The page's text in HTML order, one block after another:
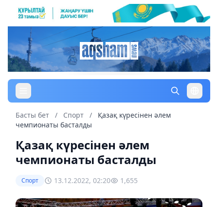
Басты бет / Спорт /
Қазақ күресінен әлем
чемпионаты басталды
Қазақ күресінен әлем
чемпионаты басталды
Спорт 13.12.2022, 02:20 1,655